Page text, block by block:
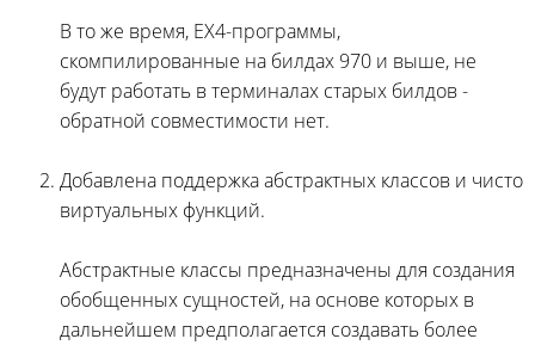
В то же время, EX4-программы,
скомпилированные на билдах 970 и выше, не
будут работать в терминалах старых билдов -
обратной совместимости нет.
Добавлена поддержка абстрактных классов и чисто
виртуальных функций.
Абстрактные классы предназначены для создания
обобщенных сущностей, на основе которых в
дальнейшем предполагается создавать более